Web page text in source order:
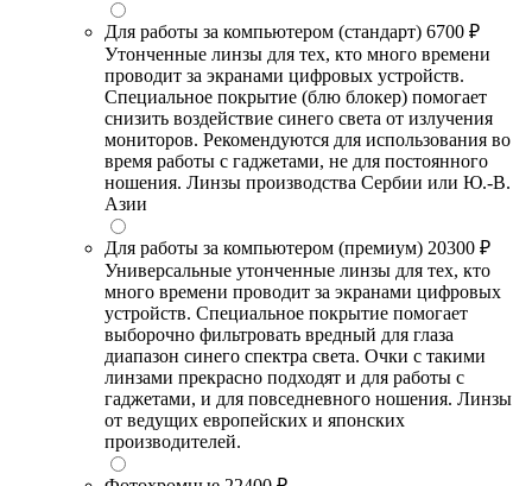
Для работы за компьютером (стандарт) 6700 ₽
Утонченные линзы для тех, кто много времени
проводит за экранами цифровых устройств.
Специальное покрытие (блю блокер) помогает
снизить воздействие синего света от излучения
мониторов. Рекомендуются для использования во
время работы с гаджетами, не для постоянного
ношения. Линзы производства Сербии или Ю.-В.
Азии
Для работы за компьютером (премиум) 20300 ₽
Универсальные утонченные линзы для тех, кто
много времени проводит за экранами цифровых
устройств. Специальное покрытие помогает
выборочно фильтровать вредный для глаза
диапазон синего спектра света. Очки с такими
линзами прекрасно подходят и для работы с
гаджетами, и для повседневного ношения. Линзы
от ведущих европейских и японских
производителей.